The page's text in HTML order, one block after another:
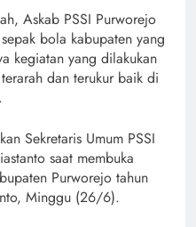
Askab PSSI Purworejo
bola kabupaten yang
kegiatan yang dilakukan
dan terukur baik di
Sekretaris Umum PSSI
saat membuka
Purworejo tahun
Minggu (26/6).